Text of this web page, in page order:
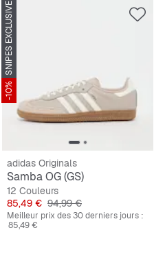
SNIPES EXCLUSIVE
-10%
adidas Originals
Samba OG (GS)
12 Couleurs
Prix
85,49 € Prix original
94,99 €
Meilleur prix des 30 derniers jours :
85,49 €